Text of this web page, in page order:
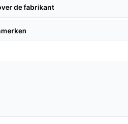
de fabrikant